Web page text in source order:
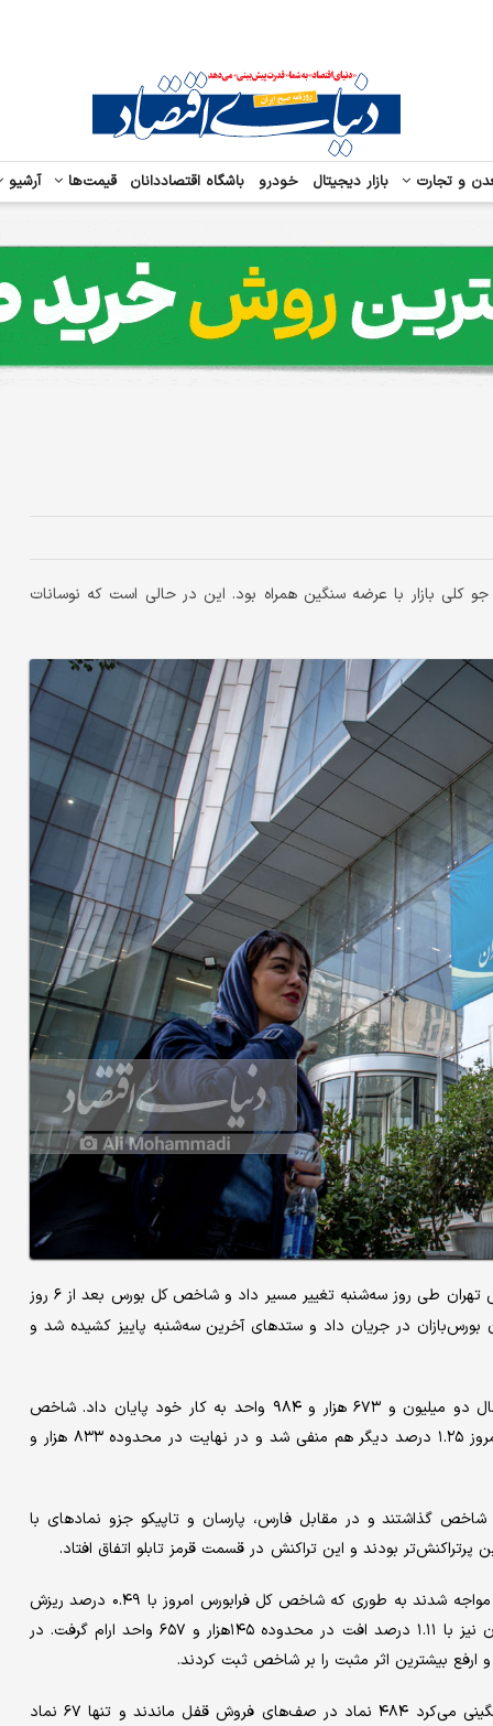
و تجارت بازار دیجیتال خودرو باشگاه اقتصاددانان قیمت‌ها آرشیو
کلی بازار با عرضه سنگین همراه بود. این در حالی است که نوسانات
روند معاملات در بورس تهران طی روز سه‌شنبه تغییر مسیر داد و شاخص کل بورس بعد از ۶ روز
در جریان داد و ستدهای آخرین سه‌شنبه پاییز کشیده شد و
در این روز شاخص کل بورس تهران با ثبت ۰.۴۶ درصد افت در کانال دو میلیون و ۶۷۳ هزار و ۹۸۴ واحد به کار خود پایان داد. شاخص
هموزن نیز که روند رو به افت خود را از روز گذشته آغاز کرده بود، امروز ۱.۲۵ درصد دیگر هم منفی شد و در نهایت در محدوده ۸۳۳ هزار و
شاخص گذاشتند و در مقابل فارس، پارسان و تاپیکو جزو نمادهای با
بودند و این تراکنش در قسمت قرمز تابلو اتفاق افتاد.
در بازار فرابورس ایران نیز نمادها با افت قیمت و شاخص‌ها با ریزش مواجه شدند به طوری که شاخص کل فرابورس امروز با ۰.۴۹ درصد ریزش
کار خود را در کانال ۲۵ هزار و ۷۱۸ واحد تمام کرد و شاخص هموزن نیز با ۱.۱۱ درصد افت در محدوده ۱۴۵هزار و ۶۵۷ واحد ارام گرفت. در
ارفع بیشترین اثر مثبت را بر شاخص ثبت کردند.
اما امروز و در حالی که سمت قرمز تابلو با تصاحب ۸۵ درصدی سنگینی می‌کرد ۴۸۴ نماد در صف‌های فروش قفل ماندند و تنها ۶۷ نماد